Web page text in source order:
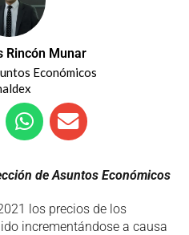
Rincón Munar
Económicos
de Asuntos Económicos
los precios de los
incrementándose a causa